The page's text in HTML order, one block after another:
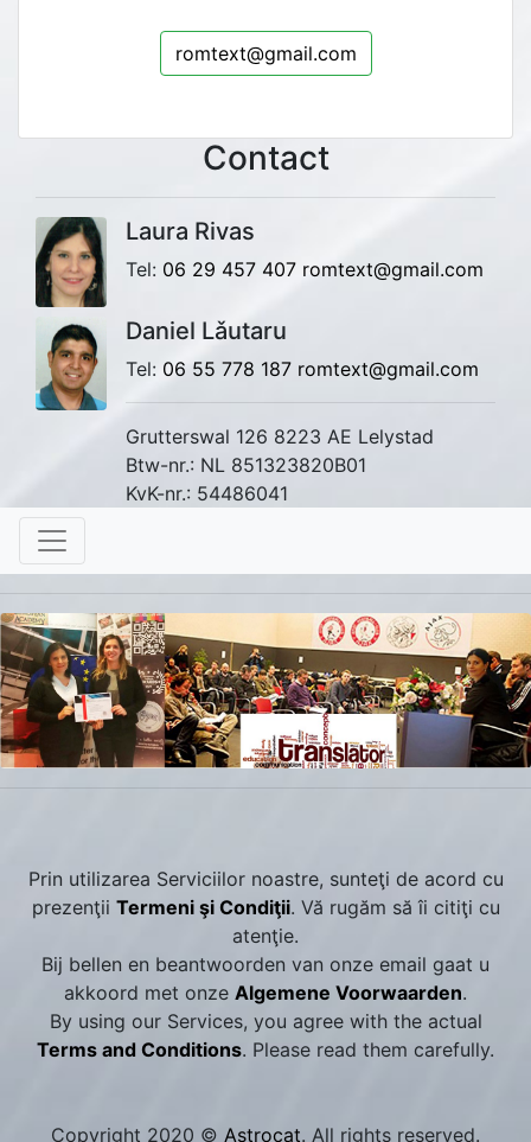
romtext@gmail.com
Contact
Laura Rivas
Tel: 06 29 457 407 romtext@gmail.com
Daniel Lǎutaru
Tel: 06 55 778 187 romtext@gmail.com
Grutterswal 126 8223 AE Lelystad
Btw-nr.: NL 851323820B01
KvK-nr.: 54486041
Prin utilizarea Serviciilor noastre, sunteţi de acord cu
prezenţii Termeni şi Condiţii. Vă rugăm să îi citiţi cu
atenţie.
Bij bellen en beantwoorden van onze email gaat u
akkoord met onze Algemene Voorwaarden.
By using our Services, you agree with the actual
Terms and Conditions. Please read them carefully.
Copyright 2020 © Astrocat. All rights reserved.